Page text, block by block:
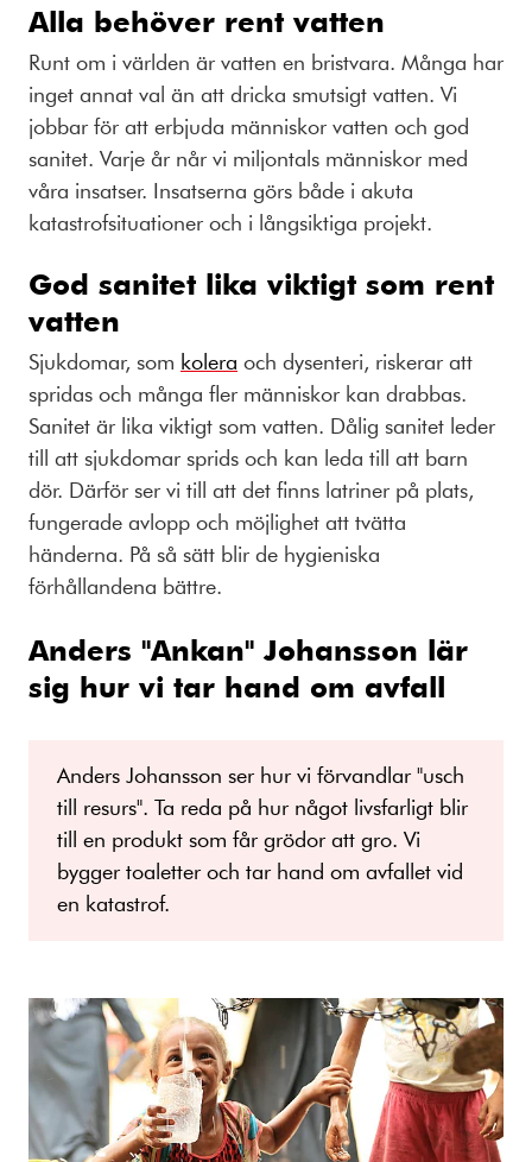
Alla behöver rent vatten
Runt om i världen är vatten en bristvara. Många har
inget annat val än att dricka smutsigt vatten. Vi
jobbar för att erbjuda människor vatten och god
sanitet. Varje år når vi miljontals människor med
våra insatser. Insatserna görs både i akuta
katastrofsituationer och i långsiktiga projekt.
God sanitet lika viktigt som rent
vatten
Sjukdomar, som kolera och dysenteri, riskerar att
spridas och många fler människor kan drabbas.
Sanitet är lika viktigt som vatten. Dålig sanitet leder
till att sjukdomar sprids och kan leda till att barn
dör. Därför ser vi till att det finns latriner på plats,
fungerade avlopp och möjlighet att tvätta
händerna. På så sätt blir de hygieniska
förhållandena bättre.
Anders "Ankan" Johansson lär
sig hur vi tar hand om avfall
Anders Johansson ser hur vi förvandlar "usch
till resurs". Ta reda på hur något livsfarligt blir
till en produkt som får grödor att gro. Vi
bygger toaletter och tar hand om avfallet vid
en katastrof.